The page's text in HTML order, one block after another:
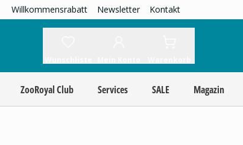
Willkommensrabatt Newsletter Kontakt
ZooRoyal Club Services SALE Magazin